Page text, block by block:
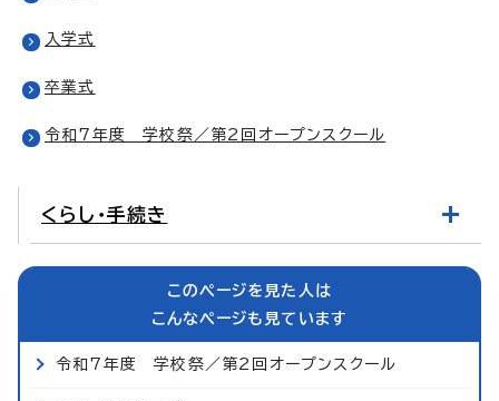
入学式
卒業式
令和7年度 学校祭／第2回オープンスクール
くらし・手続き
このページを見た人は
こんなページも見ています
令和7年度 学校祭／第2回オープンスクール